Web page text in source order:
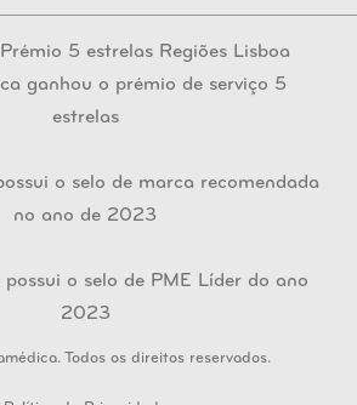
Todos os direitos reservados.